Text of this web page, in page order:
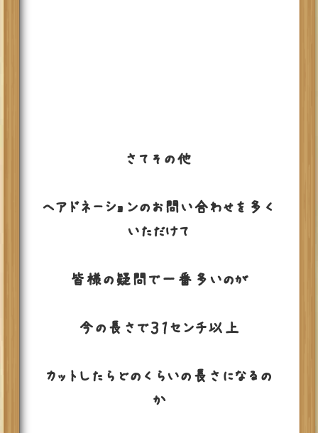
さてその他
ヘアドネーションのお問い合わせを多く
いただけて
皆様の疑問で一番多いのが
今の長さで３１センチ以上
カットしたらどのくらいの長さになるの
か